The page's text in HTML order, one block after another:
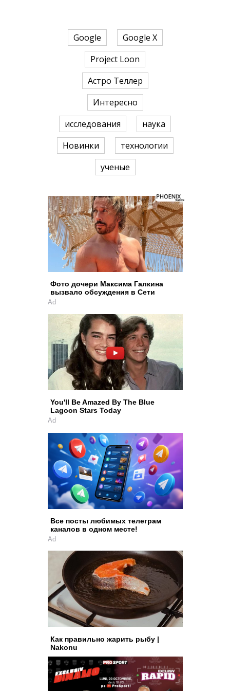
Google
Google X
Project Loon
Астро Теллер
Интересно
исследования
наука
Новинки
технологии
ученые
Фото дочери Максима Галкина
вызвало обсуждения в Сети
Ad
You'll Be Amazed By The Blue
Lagoon Stars Today
Ad
Все посты любимых телеграм
каналов в одном месте!
Ad
Как правильно жарить рыбу |
Nakonu